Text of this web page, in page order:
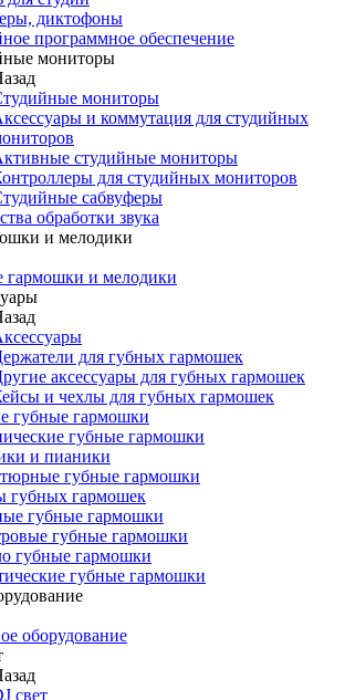
диктофоны
программное обеспечение
мониторы
мониторы
и коммутация для студийных
студийные мониторы
для студийных мониторов
сабвуферы
обработки звука
и мелодики
гармошки и мелодики
для губных гармошек
аксессуары для губных гармошек
и чехлы для губных гармошек
губные гармошки
губные гармошки
и пианики
губные гармошки
губных гармошек
губные гармошки
губные гармошки
губные гармошки
губные гармошки
оборудование
свет